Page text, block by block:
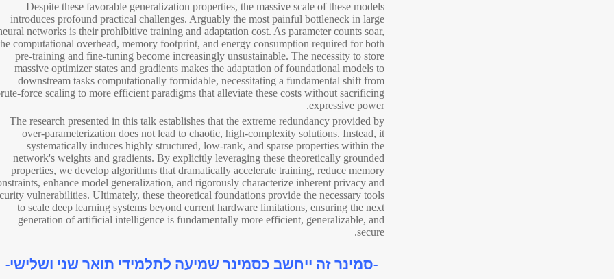
Despite these favorable generalization properties, the massive scale of these models
introduces profound practical challenges. Arguably the most painful bottleneck in large
networks is their prohibitive training and adaptation cost. As parameter counts soar,
computational overhead, memory footprint, and energy consumption required for both
pre-training and fine-tuning become increasingly unsustainable. The necessity to store
massive optimizer states and gradients makes the adaptation of foundational models to
downstream tasks computationally formidable, necessitating a fundamental shift from
force scaling to more efficient paradigms that alleviate these costs without sacrificing
expressive power.
The research presented in this talk establishes that the extreme redundancy provided by
over-parameterization does not lead to chaotic, high-complexity solutions. Instead, it
systematically induces highly structured, low-rank, and sparse properties within the
network's weights and gradients. By explicitly leveraging these theoretically grounded
properties, we develop algorithms that dramatically accelerate training, reduce memory
enhance model generalization, and rigorously characterize inherent privacy and
vulnerabilities. Ultimately, these theoretical foundations provide the necessary tools
to scale deep learning systems beyond current hardware limitations, ensuring the next
generation of artificial intelligence is fundamentally more efficient, generalizable, and
secure.
-סמינר זה ייחשב כסמינר שמיעה לתלמידי תואר שני ושלישי-